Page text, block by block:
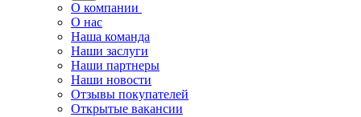
О компании
О нас
Наша команда
Наши заслуги
Наши партнеры
Наши новости
Отзывы покупателей
Открытые вакансии